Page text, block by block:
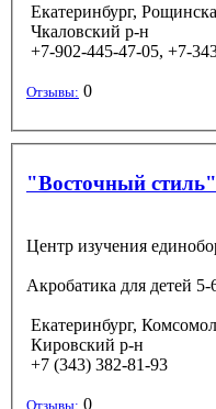
Екатеринбург,
Чкаловский р-н
+7-902-445-47-05, +7-
Отзывы: 0
"Восточный
Центр изучения
Акробатика для детей
Екатеринбург,
Кировский р-н
+7 (343) 382-81-93
Отзывы: 0